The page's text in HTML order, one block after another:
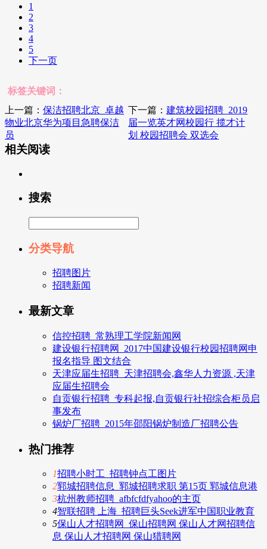
1
2
3
4
5
下一页
标签关键词：
上一篇： 保洁招聘北京_卓越
物业北京华为项目急聘保洁
员
下一篇：建筑校园招聘_2019
届一览英才网校园行 揽才计
划 校园招聘会 双选会
相关阅读
搜索
分类导航
招聘图片
招聘新闻
最新文章
信控招聘_常熟理工学院新闻网
建设银行招聘网_2017中国建设银行校园招聘网申
报名指导 图文结合
天津应届生招聘_天津招聘会,鑫华人力资源 ,天津
应届生招聘会
自贡银行招聘_专科起报,自贡银行社招综合柜员启
事发布
锅炉厂招聘_2015年邵阳锅炉制造厂招聘公告
热门推荐
1招聘小时工_招聘钟点工图片
2郓城招聘信息_郓城招聘求职 第15页 郓城信息港
3杭州教师招聘_afbfcfdfyahoo的主页
4智联招聘 上海_招聘巨头Seek进军中国职业教育
5保山人才招聘网_保山招聘网 保山人才网招聘信
息 保山人才招聘网 保山猎聘网